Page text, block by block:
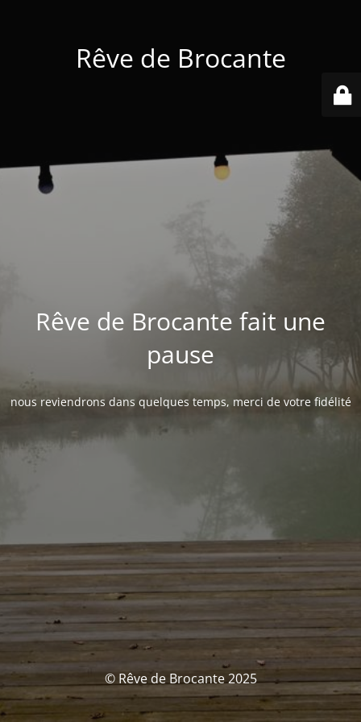
Rêve de Brocante
Rêve de Brocante fait une
pause
nous reviendrons dans quelques temps, merci de votre fidélité
© Rêve de Brocante 2025